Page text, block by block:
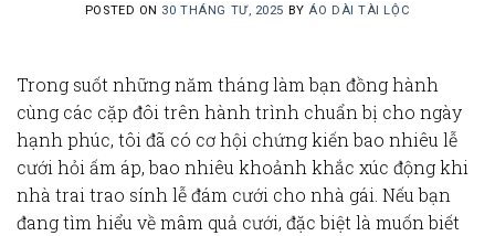
POSTED ON 30 THÁNG TƯ, 2025 BYÁO DÀI TÀI LỘC
Trong suốt những năm tháng làm bạn đồng hành
cùng các cặp đôi trên hành trình chuẩn bị cho ngày
hạnh phúc, tôi đã có cơ hội chứng kiến bao nhiêu lễ
cưới hỏi ấm áp, bao nhiêu khoảnh khắc xúc động khi
nhà trai trao sính lễ đám cưới cho nhà gái . Nếu bạn
đang tìm hiểu vềmâm quả cưới, đặc biệt là muốn biết